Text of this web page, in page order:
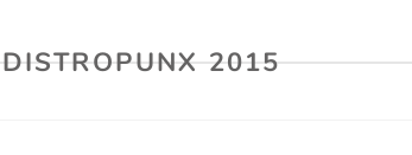
DISTROPUNX 2015